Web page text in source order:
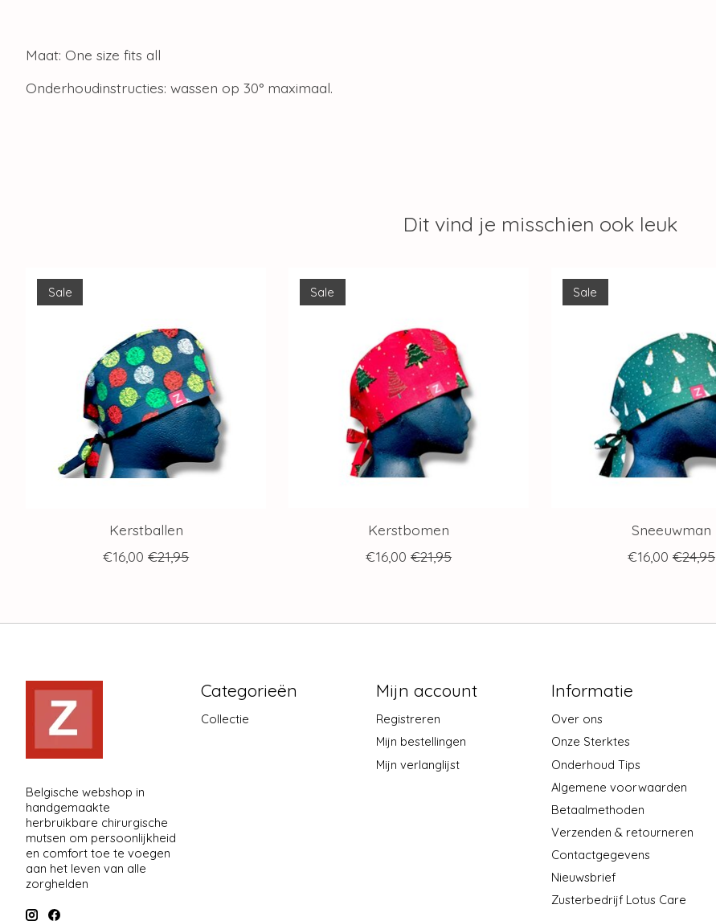
Maat: One size fits all
Onderhoudinstructies: wassen op 30° maximaal.
Dit vind je misschien ook leuk
Items van productcarrousel
Sale
Kerstballen
€16,00 €21,95
Sale
Kerstbomen
€16,00 €21,95
Sale
Sneeuwman
€16,00 €24,95
Belgische webshop in
handgemaakte
herbruikbare chirurgische
mutsen om persoonlijkheid
en comfort toe te voegen
aan het leven van alle
zorghelden
Categorieën
Collectie
Mijn account
Registreren
Mijn bestellingen
Mijn verlanglijst
Informatie
Over ons
Onze Sterktes
Onderhoud Tips
Algemene voorwaarden
Betaalmethoden
Verzenden & retourneren
Contactgegevens
Nieuwsbrief
Zusterbedrijf Lotus Care